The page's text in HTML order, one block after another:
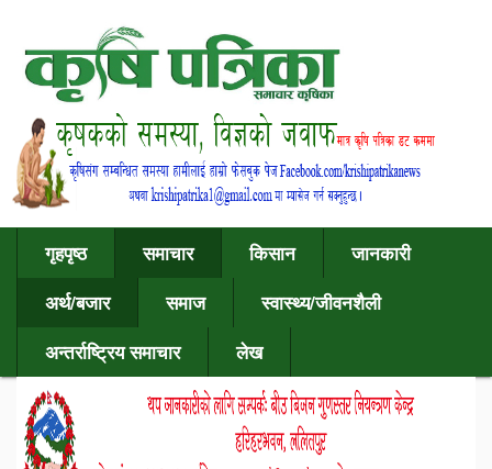
गृहपृष्ठ समाचार किसान
जानकारी
अर्थ/बजार
समाज
स्वास्थ्य/जीवनशैली
अन्तर्राष्ट्रिय समाचार
लेख